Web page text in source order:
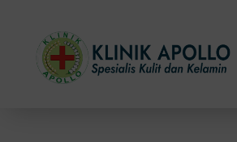
content